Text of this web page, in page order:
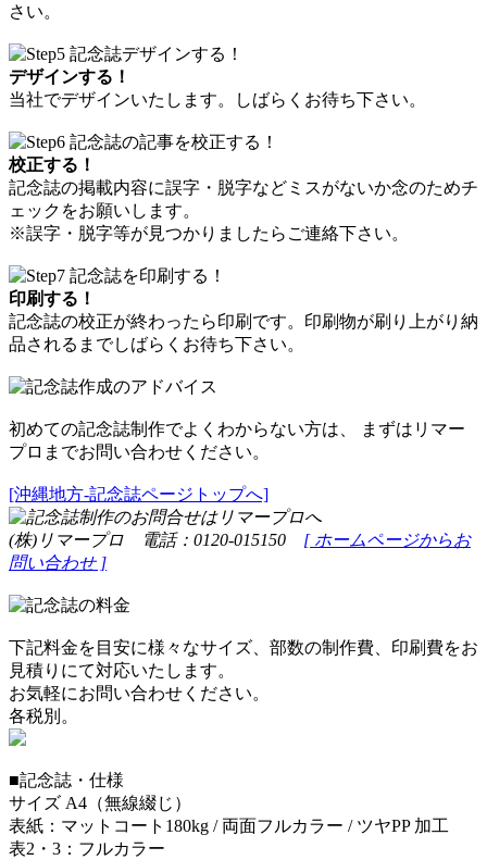
さい。
デザインする！
当社でデザインいたします。しばらくお待ち下さい。
校正する！
記念誌の掲載内容に誤字・脱字などミスがないか念のためチ
ェックをお願いします。
※誤字・脱字等が見つかりましたらご連絡下さい。
印刷する！
記念誌の校正が終わったら印刷です。印刷物が刷り上がり納
品されるまでしばらくお待ち下さい。
初めての記念誌制作でよくわからない方は、 まずはリマー
プロまでお問い合わせください。
[沖縄地方-記念誌ページトップへ]
(株)リマープロ 電話：0120-015150 [ ホームページからお
問い合わせ ]
下記料金を目安に様々なサイズ、部数の制作費、印刷費をお
見積りにて対応いたします。
お気軽にお問い合わせください。
各税別。
■記念誌・仕様
サイズ A4（無線綴じ）
表紙：マットコート180kg / 両面フルカラー / ツヤPP 加工
表2・3：フルカラー